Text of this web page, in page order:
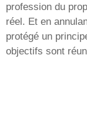
profession du
réel. Et en
protégé un
objectifs sont